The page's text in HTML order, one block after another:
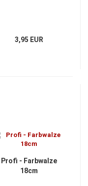
3,95 EUR
Profi - Farbwalze
18cm